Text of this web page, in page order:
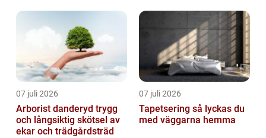
07 juli 2026
Arborist danderyd trygg
och långsiktig skötsel av
ekar och trädgårdsträd
07 juli 2026
Tapetsering så lyckas du
med väggarna hemma